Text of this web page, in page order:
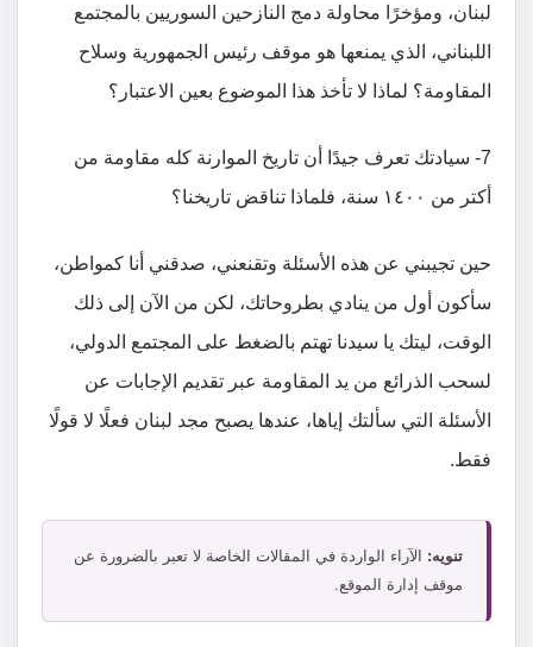
لبنان، ومؤخرًا محاولة دمج النازحين السوريين بالمجتمع
اللبناني، الذي يمنعها هو موقف رئيس الجمهورية وسلاح
المقاومة؟ لماذا لا تأخذ هذا الموضوع بعين الاعتبار؟
7- سيادتك تعرف جيدًا أن تاريخ الموارنة كله مقاومة من
أكتر من ١٤٠٠ سنة، فلماذا تناقض تاريخنا؟
حين تجيبني عن هذه الأسئلة وتقنعني، صدقني أنا كمواطن،
سأكون أول من ينادي بطروحاتك، لكن من الآن إلى ذلك
الوقت، ليتك يا سيدنا تهتم بالضغط على المجتمع الدولي،
لسحب الذرائع من يد المقاومة عبر تقديم الإجابات عن
الأسئلة التي سألتك إياها، عندها يصبح مجد لبنان فعلًا لا قولًا
فقط.
تنويه: الآراء الواردة في المقالات الخاصة لا تعبر بالضرورة عن
موقف إدارة الموقع.